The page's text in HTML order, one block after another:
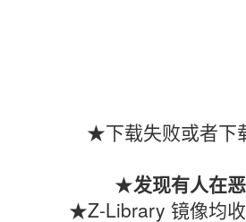
★下载失败或者下
★发现有人在
★Z-Library 镜像均收